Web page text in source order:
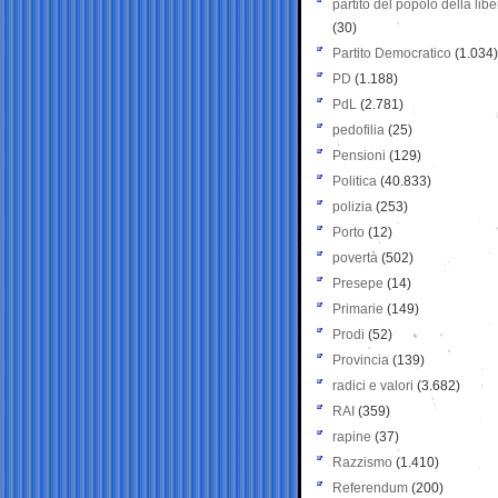
partito del popolo della
(30)
Partito Democratico (1.034)
PD (1.188)
PdL (2.781)
pedofilia (25)
Pensioni (129)
Politica (40.833)
polizia (253)
Porto (12)
povertà (502)
Presepe (14)
Primarie (149)
Prodi (52)
Provincia (139)
radici e valori (3.682)
RAI (359)
rapine (37)
Razzismo (1.410)
Referendum (200)